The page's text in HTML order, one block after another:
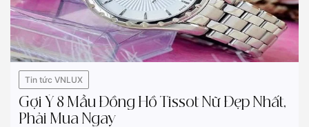
Tin tức VNLUX
Gợi Ý 8 Mẫu Đồng Hồ Tissot Nữ Đẹp Nhất,
Phải Mua Ngay